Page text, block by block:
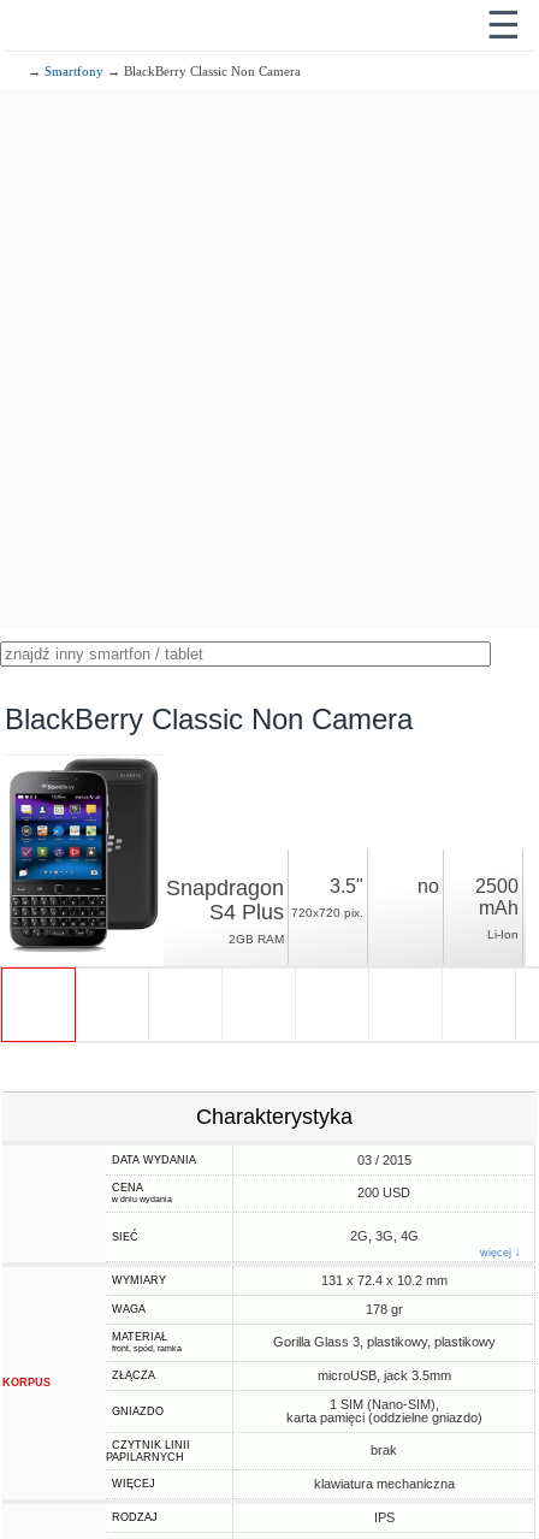
☰
→Smartfony → BlackBerry Classic Non Camera
BlackBerry Classic Non Camera
Snapdragon
S4 Plus
2GB RAM
3.5"
720x720 pix.
no
2500
mAh
Li-Ion
Charakterystyka
DATA WYDANIA 03 / 2015
CENA
w dniu wydania 200 USD
SIEĆ 2G, 3G, 4G
więcej ↓
KORPUS
WYMIARY 131 x 72.4 x 10.2 mm
WAGA 178 gr
MATERIAŁ
front, spód, ramka Gorilla Glass 3, plastikowy, plastikowy
ZŁĄCZA microUSB, jack 3.5mm
GNIAZDO
1 SIM (Nano-SIM),
karta pamięci (oddzielne gniazdo)
CZYTNIK LINII
PAPILARNYCH
brak
WIĘCEJ klawiatura mechaniczna
RODZAJ IPS